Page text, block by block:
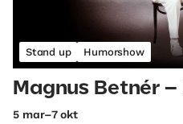
Stand up Humorshow
Magnus Betnér –
5 mar–7 okt